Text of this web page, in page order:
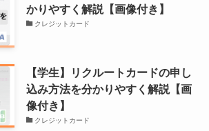
かりやすく解説【画像付き】
クレジットカード
【学生】リクルートカードの申し
込み方法を分かりやすく解説【画
像付き】
クレジットカード